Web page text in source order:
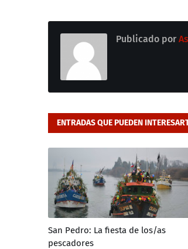
Publicado por
ENTRADAS QUE PUEDEN
San Pedro: La fiesta de los/as
pescadores